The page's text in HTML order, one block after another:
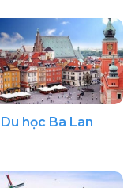
Du học Ba Lan